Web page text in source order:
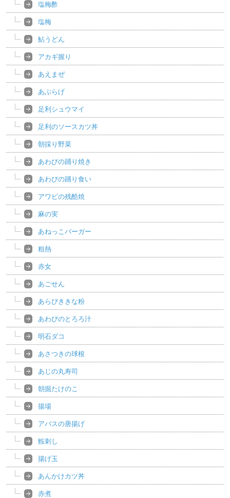
塩梅酢
塩梅
鮎うどん
アカギ握り
あえまぜ
あぶらげ
足利シュウマイ
足利のソースカツ丼
朝採り野菜
あわびの踊り焼き
あわびの踊り食い
アワビの残酷焼
麻の実
あねっこバーガー
粗熱
赤女
あごせん
あらびききな粉
あわびのとろろ汁
明石ダコ
あさつきの球根
あじの丸寿司
朝掘たけのこ
揚場
アバスの唐揚げ
鮟刺し
揚げ玉
あんかけカツ丼
赤煮